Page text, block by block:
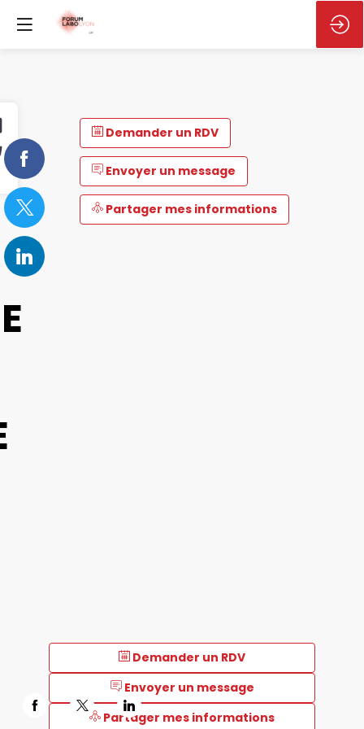
Demander un RDV
Envoyer un message
Partager mes informations
Demander un RDV
Envoyer un message
Partager mes informations